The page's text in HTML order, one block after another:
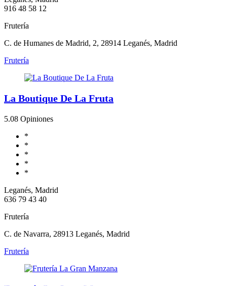
916 48 58 12
Frutería
C. de Humanes de Madrid, 2, 28914 Leganés, Madrid
Frutería
La Boutique De La Fruta
5.08 Opiniones
*
*
*
*
*
Leganés, Madrid
636 79 43 40
Frutería
C. de Navarra, 28913 Leganés, Madrid
Frutería